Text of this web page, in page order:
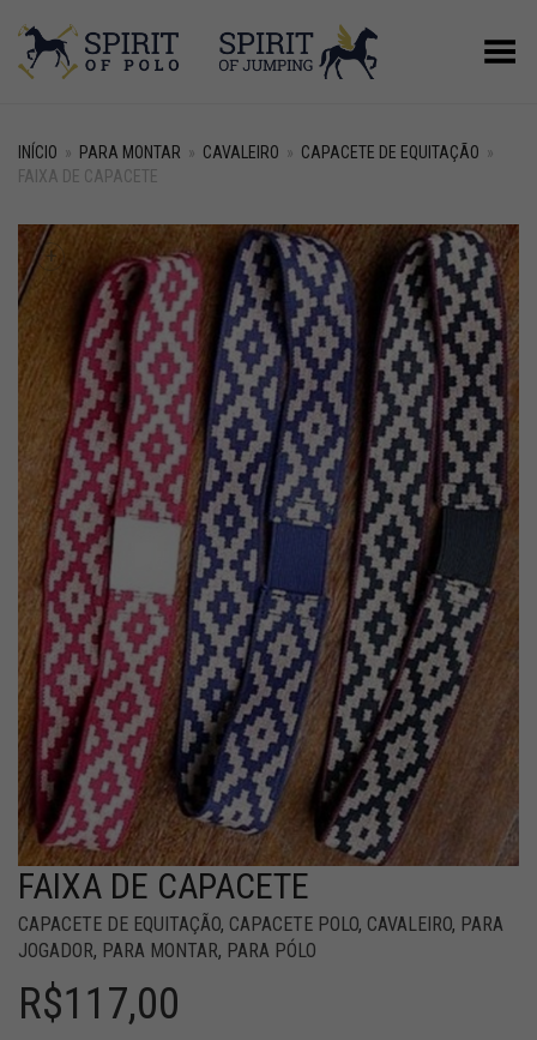
Alternar Menu
INÍCIO » PARA MONTAR » CAVALEIRO » CAPACETE DE EQUITAÇÃO »
FAIXA DE CAPACETE
+
FAIXA DE CAPACETE
CAPACETE DE EQUITAÇÃO, CAPACETE POLO, CAVALEIRO, PARA
JOGADOR, PARA MONTAR, PARA PÓLO
R$117,00